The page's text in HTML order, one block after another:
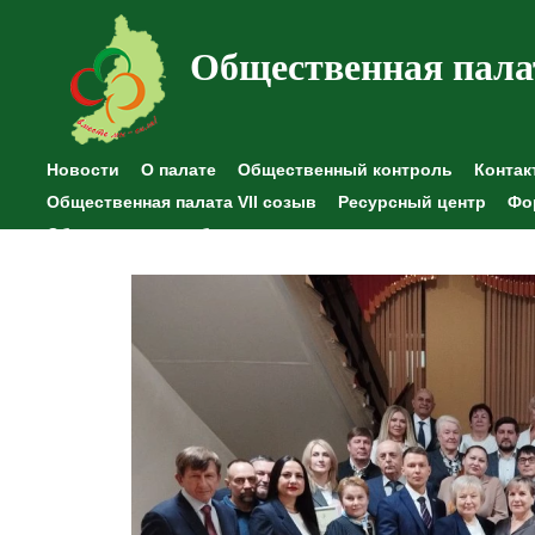
Общественная
Новости О палате Общественный контроль
Общественная палата VII созыв
Ресурсный центр
Общественные наблюдения